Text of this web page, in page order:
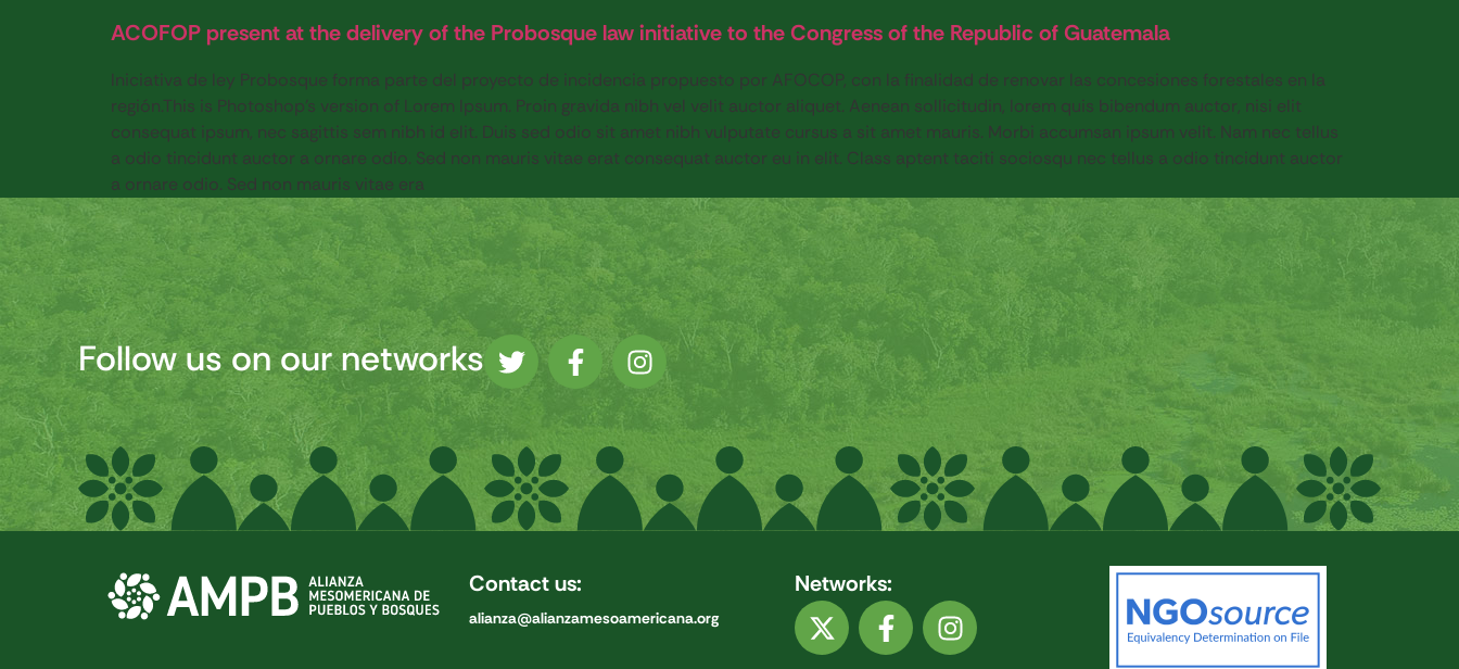
ACOFOP present at the delivery of the Probosque law initiative to the Congress of the Republic of Guatemala
Iniciativa de ley Probosque forma parte del proyecto de incidencia propuesto por AFOCOP, con la finalidad de renovar las concesiones forestales en la
región.This is Photoshop’s version of Lorem Ipsum. Proin gravida nibh vel velit auctor aliquet. Aenean sollicitudin, lorem quis bibendum auctor, nisi elit
consequat ipsum, nec sagittis sem nibh id elit. Duis sed odio sit amet nibh vulputate cursus a sit amet mauris. Morbi accumsan ipsum velit. Nam nec tellus
a odio tincidunt auctor a ornare odio. Sed non mauris vitae erat consequat auctor eu in elit. Class aptent taciti sociosqu nec tellus a odio tincidunt auctor
a ornare odio. Sed non mauris vitae era
Follow us on our networks
Contact us:
alianza@alianzamesoamericana.org
Networks: